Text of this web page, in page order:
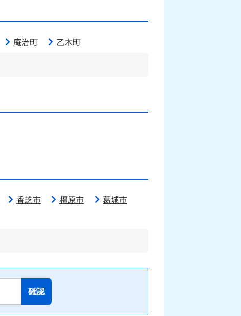
庵治町
乙木町
香芝市 橿原市
葛城市
確認